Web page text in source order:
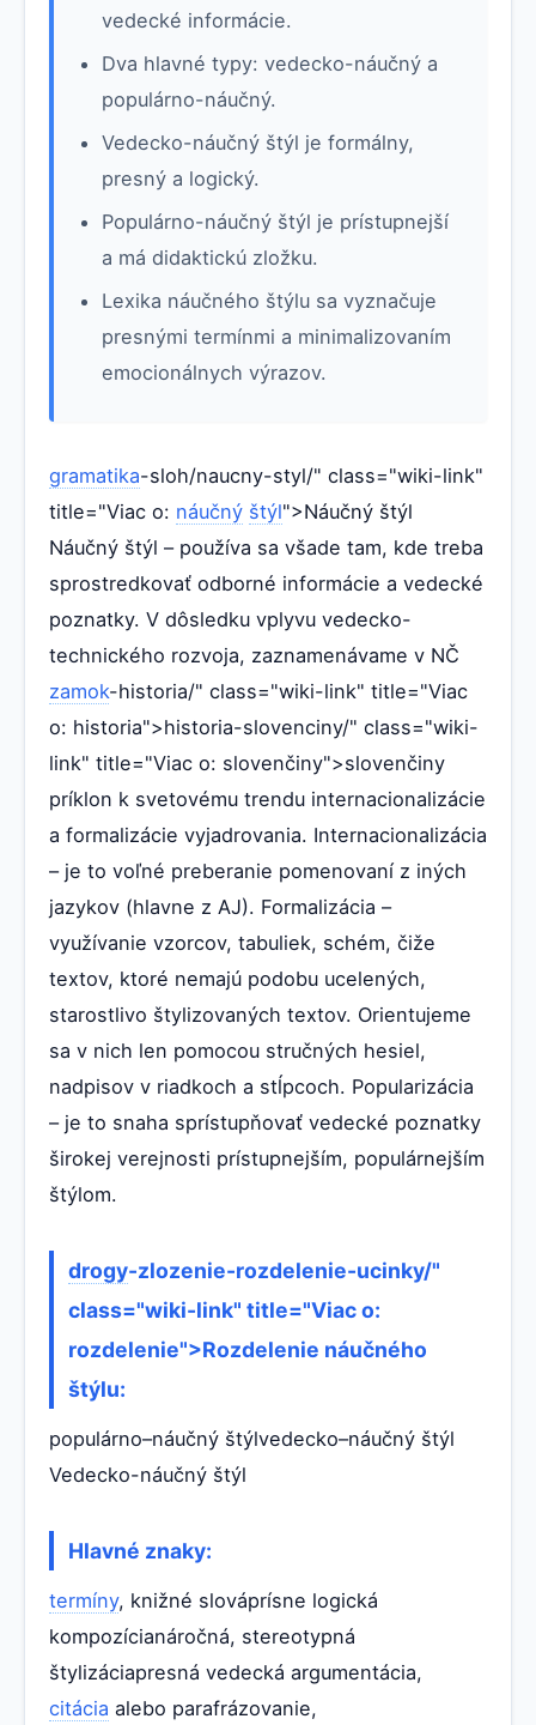
vedecké informácie.
Dva hlavné typy: vedecko-náučný a
populárno-náučný.
Vedecko-náučný štýl je formálny,
presný a logický.
Populárno-náučný štýl je prístupnejší
a má didaktickú zložku.
Lexika náučného štýlu sa vyznačuje
presnými termínmi a minimalizovaním
emocionálnych výrazov.
gramatika-sloh/naucny-styl/" class="wiki-link"
title="Viac o: náučný štýl">Náučný štýl
Náučný štýl – používa sa všade tam, kde treba
sprostredkovať odborné informácie a vedecké
poznatky. V dôsledku vplyvu vedecko-
technického rozvoja, zaznamenávame v NČ
zamok-historia/" class="wiki-link" title="Viac
o: historia">historia-slovenciny/" class="wiki-
link" title="Viac o: slovenčiny">slovenčiny
príklon k svetovému trendu internacionalizácie
a formalizácie vyjadrovania. Internacionalizácia
– je to voľné preberanie pomenovaní z iných
jazykov (hlavne z AJ). Formalizácia –
využívanie vzorcov, tabuliek, schém, čiže
textov, ktoré nemajú podobu ucelených,
starostlivo štylizovaných textov. Orientujeme
sa v nich len pomocou stručných hesiel,
nadpisov v riadkoch a stĺpcoch. Popularizácia
– je to snaha sprístupňovať vedecké poznatky
širokej verejnosti prístupnejším, populárnejším
štýlom.
drogy-zlozenie-rozdelenie-ucinky/"
class="wiki-link" title="Viac o:
rozdelenie">Rozdelenie náučného
štýlu:
populárno–náučný štýlvedecko–náučný štýl
Vedecko-náučný štýl
Hlavné znaky:
termíny, knižné slováprísne logická
kompozícianáročná, stereotypná
štylizáciapresná vedecká argumentácia,
citácia alebo parafrázovanie,